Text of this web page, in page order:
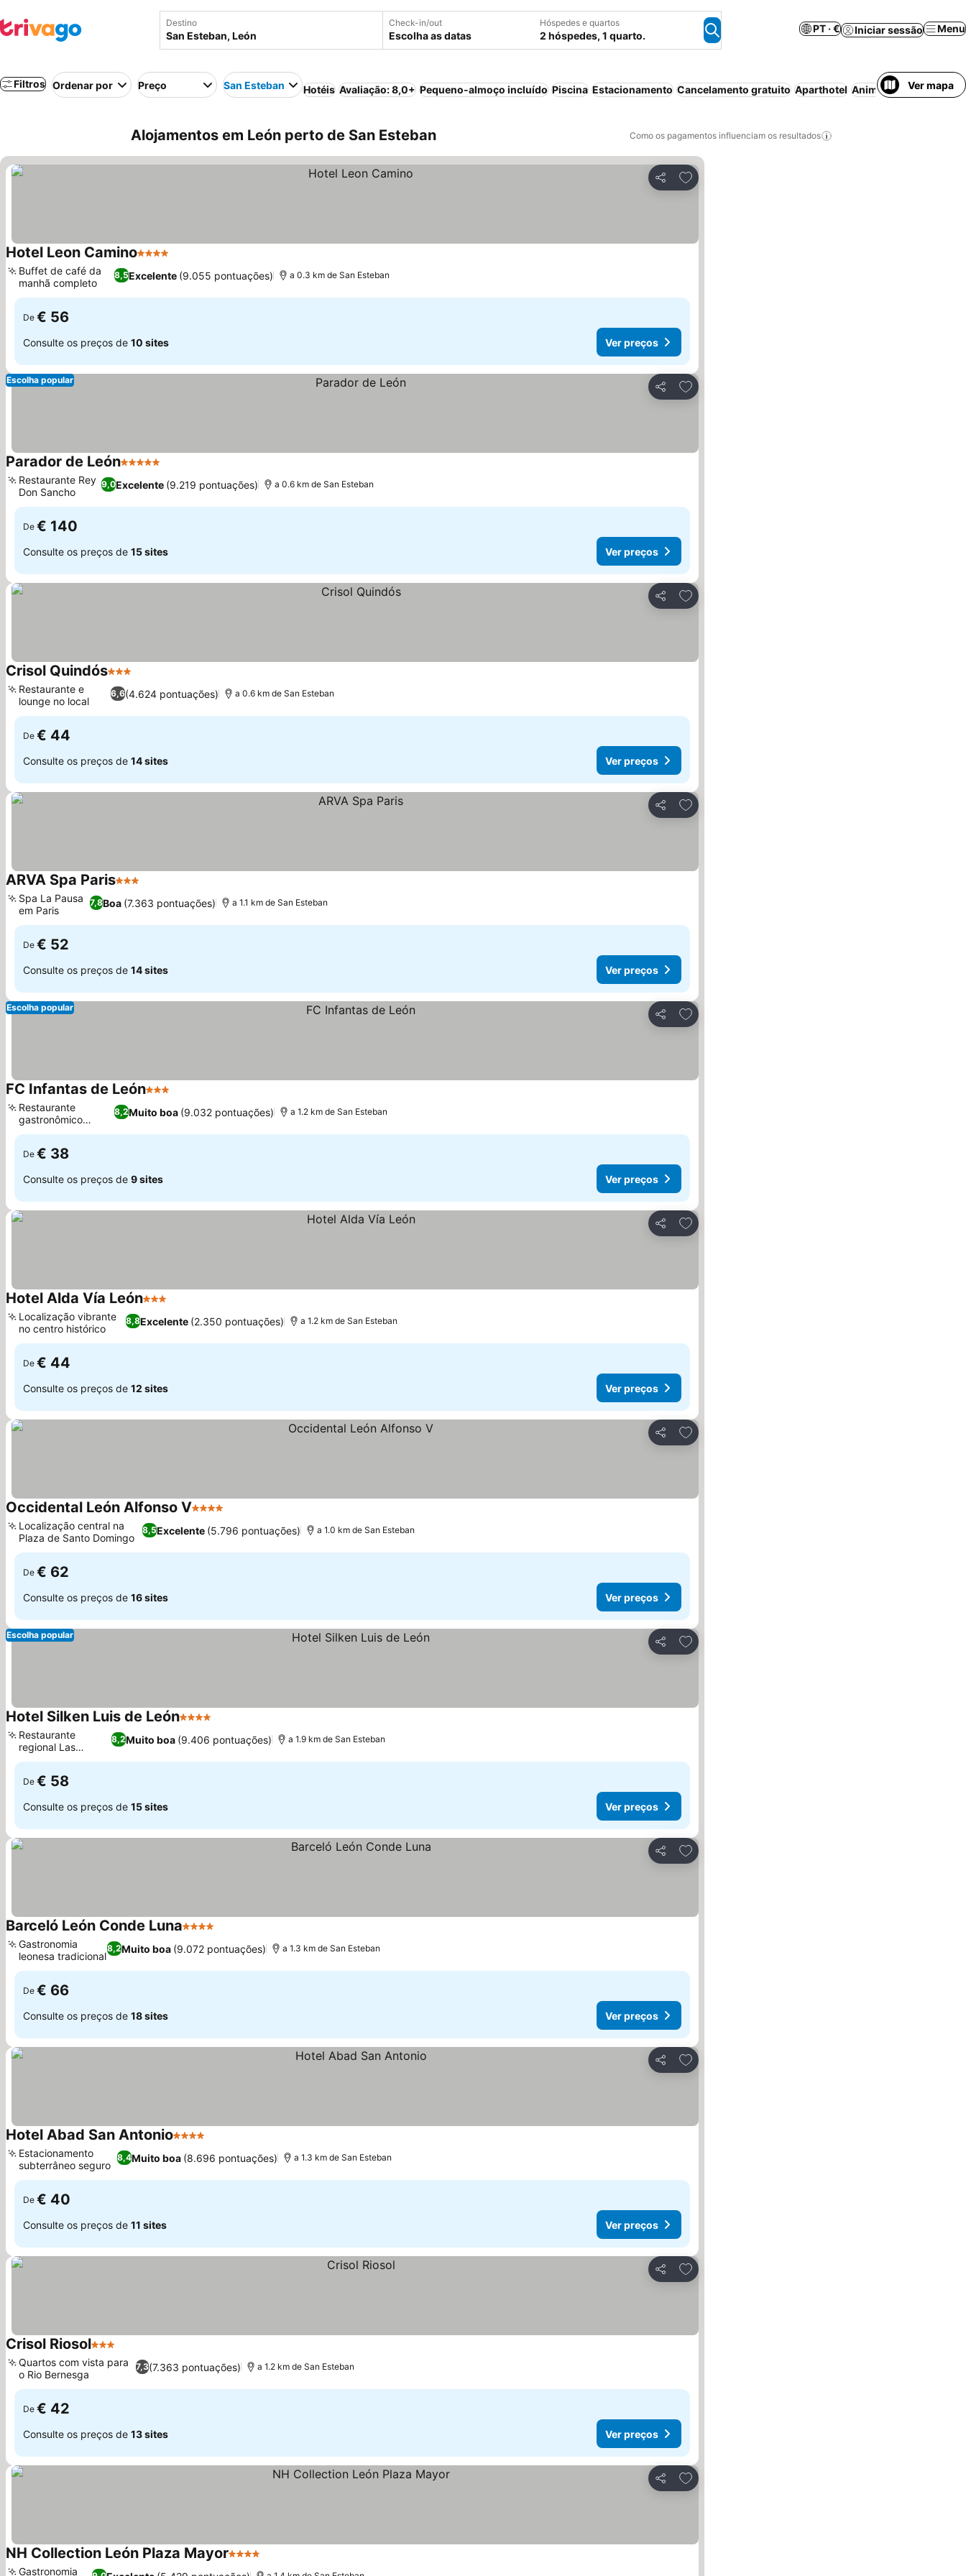
Destino Check-in/out
Escolha as datas
Hóspedes e quartos
2 hóspedes, 1 quarto.
PT · € Iniciar sessão Menu
Filtros Ordenar por Preço San Esteban Hotéis Avaliação: 8,0+ Pequeno-almoço incluído Piscina Estacionamento Cancelamento gratuito Aparthotel Animais permitidos
Ver mapa
Alojamentos em León perto de San Esteban Como os pagamentos influenciam os resultados
Partilhar
Adicionar aos favoritos
Hotel Leon Camino4 Estrelas
8,5Excelente (9.055 pontuações)
Buffet de café da
manhã completo
a 0.3 km de San Esteban
De € 56
Consulte os preços de 10 sites Ver preços
Partilhar
Adicionar aos favoritos
Escolha popular
Parador de León5 Estrelas
9,0Excelente (9.219 pontuações)
Restaurante Rey
Don Sancho
a 0.6 km de San Esteban
De € 140
Consulte os preços de 15 sites Ver preços
Partilhar
Adicionar aos favoritos
Crisol Quindós3 Estrelas
6,6(4.624 pontuações)
Restaurante e
lounge no local
a 0.6 km de San Esteban
De € 44
Consulte os preços de 14 sites Ver preços
Partilhar
Adicionar aos favoritos
ARVA Spa Paris3 Estrelas
7,8Boa (7.363 pontuações)
Spa La Pausa
em Paris
a 1.1 km de San Esteban
De € 52
Consulte os preços de 14 sites Ver preços
Partilhar
Adicionar aos favoritos
Escolha popular
FC Infantas de León3 Estrelas
8,2Muito boa (9.032 pontuações)
Restaurante
gastronômico
Infantas
a 1.2 km de San Esteban
De € 38
Consulte os preços de 9 sites Ver preços
Partilhar
Adicionar aos favoritos
Hotel Alda Vía León3 Estrelas
8,8Excelente (2.350 pontuações)
Localização vibrante
no centro histórico
a 1.2 km de San Esteban
De € 44
Consulte os preços de 12 sites Ver preços
Partilhar
Adicionar aos favoritos
Occidental León Alfonso V4 Estrelas
8,5Excelente (5.796 pontuações)
Localização central na
Plaza de Santo Domingo
a 1.0 km de San Esteban
De € 62
Consulte os preços de 16 sites Ver preços
Partilhar
Adicionar aos favoritos
Escolha popular
Hotel Silken Luis de León4 Estrelas
8,2Muito boa (9.406 pontuações)
Restaurante
regional Las
Medulas
a 1.9 km de San Esteban
De € 58
Consulte os preços de 15 sites Ver preços
Partilhar
Adicionar aos favoritos
Barceló León Conde Luna4 Estrelas
8,2Muito boa (9.072 pontuações)
Gastronomia
leonesa tradicional
a 1.3 km de San Esteban
De € 66
Consulte os preços de 18 sites Ver preços
Partilhar
Adicionar aos favoritos
Hotel Abad San Antonio4 Estrelas
8,4Muito boa (8.696 pontuações)
Estacionamento
subterrâneo seguro
a 1.3 km de San Esteban
De € 40
Consulte os preços de 11 sites Ver preços
Partilhar
Adicionar aos favoritos
Crisol Riosol3 Estrelas
7,3(7.363 pontuações)
Quartos com vista para
o Rio Bernesga
a 1.2 km de San Esteban
De € 42
Consulte os preços de 13 sites Ver preços
Partilhar
Adicionar aos favoritos
NH Collection León Plaza Mayor4 Estrelas
Gastronomia